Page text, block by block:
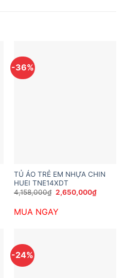
-36%
TỦ ÁO TRẺ EM NHỰA CHIN
HUEI TNE14XDT
4,158,000₫ Giá
gốc
4,158,000₫.
2,650,000₫Giá
hiện
MUA NGAY
-24%